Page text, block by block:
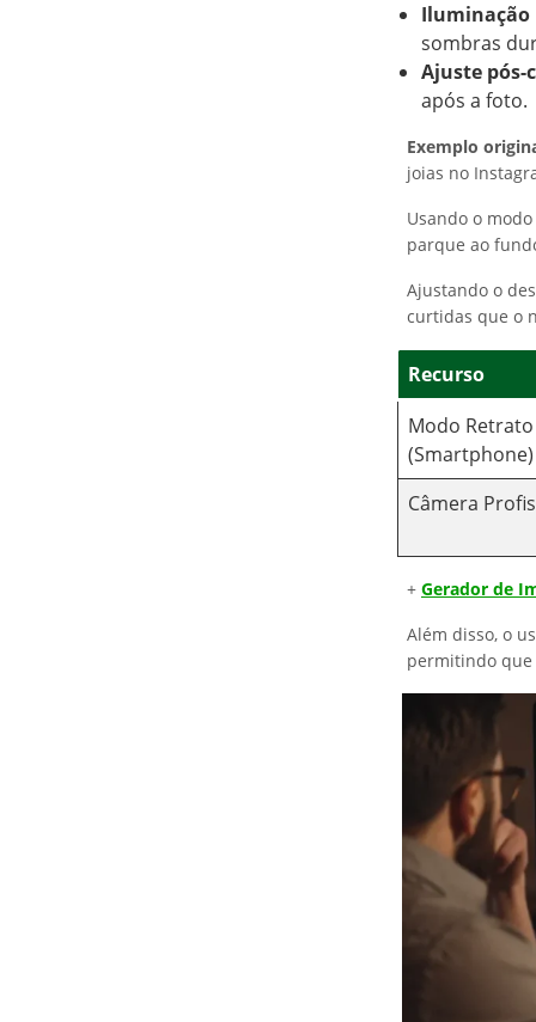
sombras
Ajuste pós-
após a foto.
Exemplo
joias no
Usando o
parque ao
Ajustando o
curtidas que o
Recurso
Modo Retrato
(Smartphone)
Câmera
+ Gerador de
Além disso, o
permitindo que